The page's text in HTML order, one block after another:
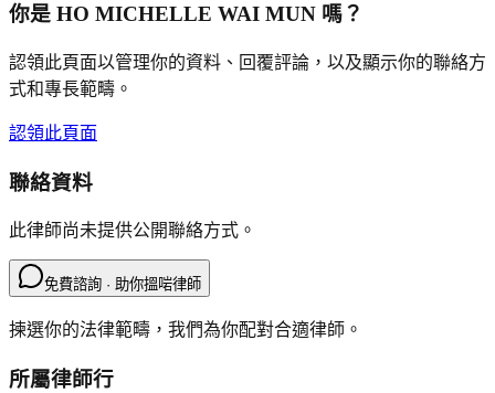
你是 HO MICHELLE WAI MUN 嗎？
認領此頁面以管理你的資料、回覆評論，以及顯示你的聯絡方
式和專長範疇。
認領此頁面
聯絡資料
此律師尚未提供公開聯絡方式。
免費諮詢 · 助你搵啱律師
揀選你的法律範疇，我們為你配對合適律師。
所屬律師行